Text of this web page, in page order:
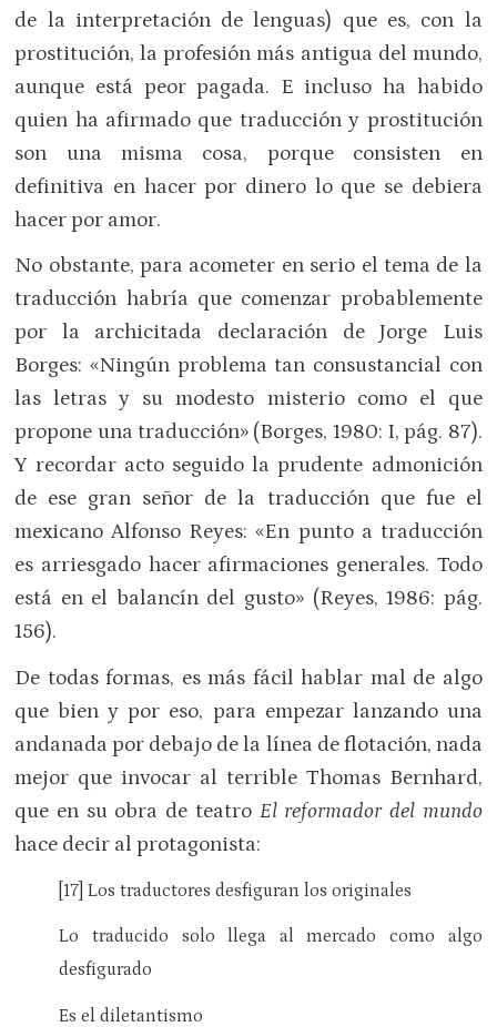
de la interpretación de lenguas) que es, con la
prostitución, la profesión más antigua del mundo,
aunque está peor pagada. E incluso ha habido
quien ha afirmado que traducción y prostitución
son una misma cosa, porque consisten en
definitiva en hacer por dinero lo que se debiera
hacer por amor.
No obstante, para acometer en serio el tema de la
traducción habría que comenzar probablemente
por la archicitada declaración de Jorge Luis
Borges: «Ningún problema tan consustancial con
las letras y su modesto misterio como el que
propone una traducción» (Borges, 1980: I, pág. 87).
Y recordar acto seguido la prudente admonición
de ese gran señor de la traducción que fue el
mexicano Alfonso Reyes: «En punto a traducción
es arriesgado hacer afirmaciones generales. Todo
está en el balancín del gusto» (Reyes, 1986: pág.
156).
De todas formas, es más fácil hablar mal de algo
que bien y por eso, para empezar lanzando una
andanada por debajo de la línea de flotación, nada
mejor que invocar al terrible Thomas Bernhard,
que en su obra de teatro El reformador del mundo
hace decir al protagonista:
[17] Los traductores desfiguran los originales
Lo traducido solo llega al mercado como algo
desfigurado
Es el diletantismo